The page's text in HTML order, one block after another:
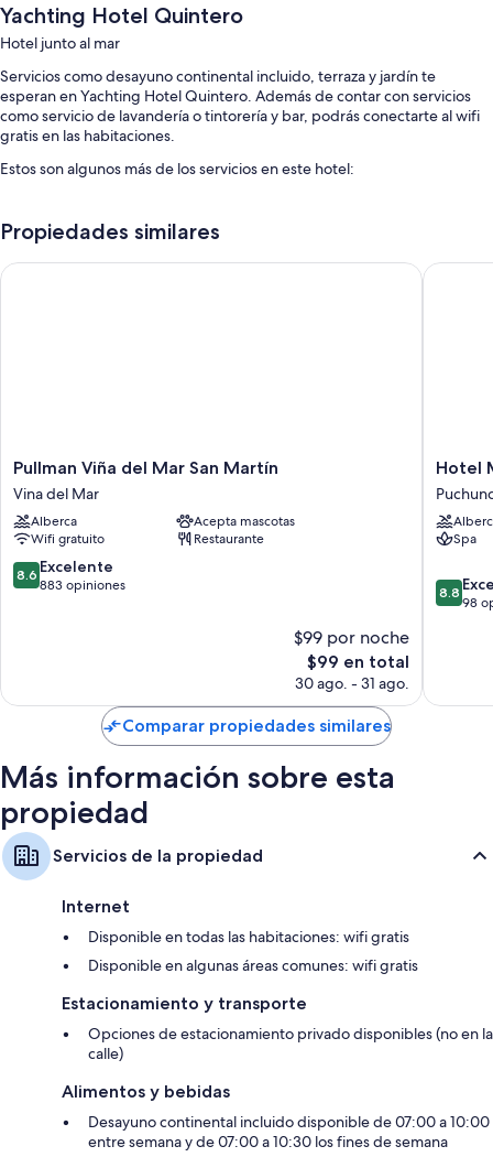
Yachting Hotel Quintero
Hotel junto al mar
Servicios como desayuno continental incluido, terraza y jardín te
esperan en Yachting Hotel Quintero. Además de contar con servicios
como servicio de lavandería o tintorería y bar, podrás conectarte al wifi
gratis en las habitaciones.
Estos son algunos más de los servicios en este hotel:
Servicio de concierge, salas de juntas y caja de seguridad en la
Elevador, resguardo de equipaje y no se permite fumar en la
Otros de los servicios que también disfrutarás son:
Baños con tinas con regadera y secadoras de cabello
Smart TVs con canales por cable
Calefacción, servicio de limpieza diario y teléfonos
Propiedades similares
Pullman
Viña
del
Mar
San
Martín
Vina
Pullman Viña del Mar San Martín
Vina del Mar
Alberca
Acepta mascotas
Wifi gratuito
Restaurante
8.6
de
8.6 Excelente
883 opiniones
$99 por noche
El
precio
es
$99 en total
30 ago. - 31 ago.
Pullman Viña del Mar San Martín
Hotel
Mae
Hotel
Spa
8.8
de
8.8
98
Hotel
Comparar propiedades similares
Más información sobre esta
propiedad
Servicios de la propiedad
Internet
Disponible en todas las habitaciones: wifi gratis
Disponible en algunas áreas comunes: wifi gratis
Estacionamiento y transporte
Opciones de estacionamiento privado disponibles (no en la
calle)
Alimentos y bebidas
Desayuno continental incluido disponible de 07:00 a 10:00
entre semana y de 07:00 a 10:30 los fines de semana